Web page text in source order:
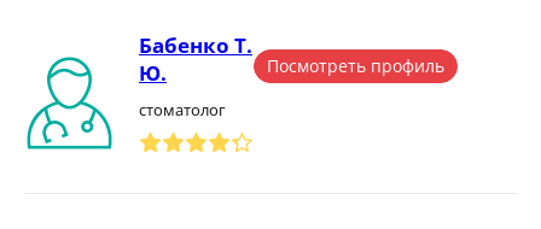
Бабенко Т.
Ю.
стоматолог
Посмотреть профиль